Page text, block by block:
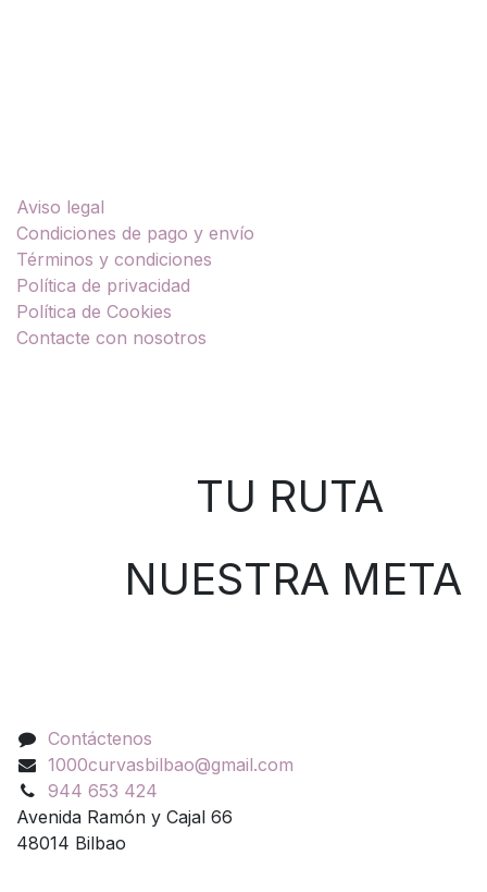
Aviso legal
Condiciones de pago y envío
Términos y condiciones
Política de privacidad
Política de Cookies
Contacte con nosotros
TU RUTA
NUESTRA META
Contáctenos
1000curvasbilbao@gmail.com
944 653 424
Avenida Ramón y Cajal 66
48014 Bilbao